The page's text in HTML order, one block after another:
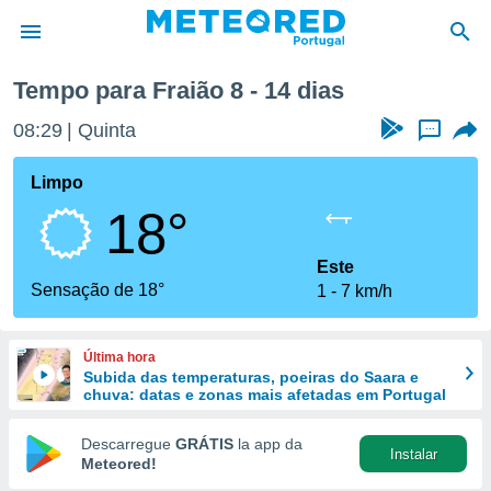
da
foi
fornecidas
a este
das
e
forma
digital
Tempo para Fraião 8 - 14 dias
08:29 Quinta ...
Limpo
18°
Sensação de 18°
Este
1
7 km/h
Última hora
Subida das temperaturas, poeiras do Saara e
chuva: datas e zonas mais afetadas em Portugal
Descarregue GRÁTIS la app da
Meteored!
Instalar